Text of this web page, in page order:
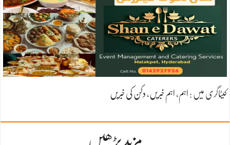
کیٹاگری میں : اہم ، اہم خبریں ، دکن کی خبریں
مزید پڑھیں